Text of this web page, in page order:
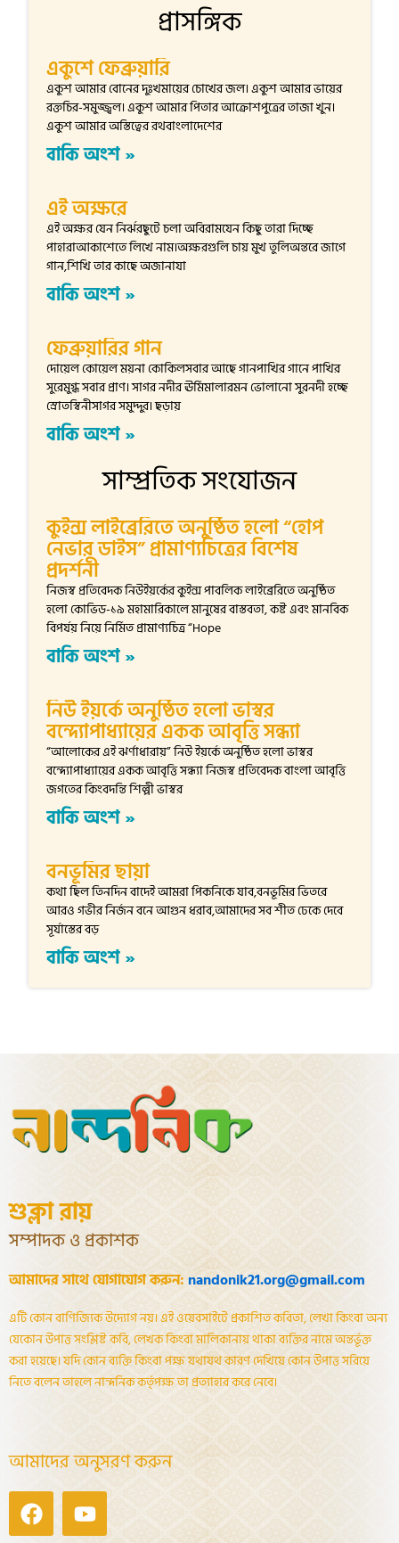
প্রাসঙ্গিক
একুশে ফেব্রুয়ারি
একুশ আমার বোনের দুঃখমায়ের চোখের জল। একুশ আমার ভায়ের
রক্তচির-সমুজ্জ্বল। একুশ আমার পিতার আক্রোশপুত্রের তাজা খুন।
একুশ আমার অস্তিত্বের রথবাংলাদেশের
বাকি অংশ »
এই অক্ষরে
এই অক্ষর যেন নির্ঝরছুটে চলা অবিরামযেন কিছু তারা দিচ্ছে
পাহারাআকাশেতে লিখে নাম।অক্ষরগুলি চায় মুখ তুলিঅন্তরে জাগে
গান,শিখি তার কাছে অজানাযা
বাকি অংশ »
ফেব্রুয়ারির গান
দোয়েল কোয়েল ময়না কোকিলসবার আছে গানপাখির গানে পাখির
সুরেমুগ্ধ সবার প্রাণ। সাগর নদীর ঊর্মিমালারমন ভোলানো সুরনদী হচ্ছে
স্রোতস্বিনীসাগর সমুদ্দুর। ছড়ায়
বাকি অংশ »
সাম্প্রতিক সংযোজন
কুইন্স লাইব্রেরিতে অনুষ্ঠিত হলো “হোপ
নেভার ডাইস” প্রামাণ্যচিত্রের বিশেষ
প্রদর্শনী
নিজস্ব প্রতিবেদক নিউইয়র্কের কুইন্স পাবলিক লাইব্রেরিতে অনুষ্ঠিত
হলো কোভিড-১৯ মহামারিকালে মানুষের বাস্তবতা, কষ্ট এবং মানবিক
বিপর্যয় নিয়ে নির্মিত প্রামাণ্যচিত্র “Hope
বাকি অংশ »
নিউ ইয়র্কে অনুষ্ঠিত হলো ভাস্বর
বন্দ্যোপাধ্যায়ের একক আবৃত্তি সন্ধ্যা
“আলোকের এই ঝর্ণাধারায়” নিউ ইয়র্কে অনুষ্ঠিত হলো ভাস্বর
বন্দ্যোপাধ্যায়ের একক আবৃত্তি সন্ধ্যা নিজস্ব প্রতিবেদক বাংলা আবৃত্তি
জগতের কিংবদন্তি শিল্পী ভাস্বর
বাকি অংশ »
বনভূমির ছায়া
কথা ছিল তিনদিন বাদেই আমরা পিকনিকে যাব,বনভূমির ভিতরে
আরও গভীর নির্জন বনে আগুন ধরাব,আমাদের সব শীত ঢেকে দেবে
সূর্যাস্তের বড়
বাকি অংশ »
শুক্লা রায়
সম্পাদক ও প্রকাশক
আমাদের সাথে যোগাযোগ করুন: nandonik21.org@gmail.com
এটি কোন বাণিজ্যিক উদ্যোগ নয়। এই ওয়েবসাইটে প্রকাশিত কবিতা, লেখা কিংবা অন্য
যেকোন উপাত্ত সংশ্লিষ্ট কবি, লেখক কিংবা মালিকানায় থাকা ব্যক্তির নামে অন্তর্ভূক্ত
করা হয়েছে। যদি কোন ব্যক্তি কিংবা পক্ষ যথাযথ কারণ দেখিয়ে কোন উপাত্ত সরিয়ে
নিতে বলেন তাহলে নান্দনিক কর্তৃপক্ষ তা প্রত্যাহার করে নেবে।
আমাদের অনুসরণ করুন
FacebookYoutube